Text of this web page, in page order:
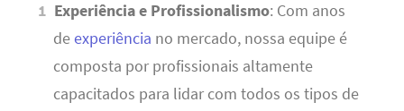
Experiência e Profissionalismo: Com anos
deexperiência no mercado, nossa equipe é
composta por profissionais altamente
capacitados para lidar com todos os tipos de